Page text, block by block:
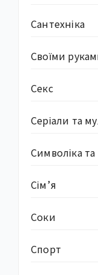
Сантехніка
Своїми
Секс
Серіали та
Символіка
Сім’я
Соки
Спорт